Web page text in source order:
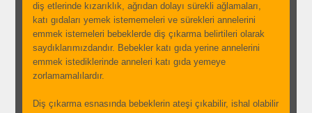
diş etlerinde kızarıklık, ağrıdan dolayı sürekli ağlamaları,
katı gıdaları yemek istememeleri ve sürekleri annelerini
emmek istemeleri bebeklerde diş çıkarma belirtileri olarak
saydıklarımızdandır. Bebekler katı gıda yerine annelerini
emmek istediklerinde anneleri katı gıda yemeye
zorlamamalılardır.
Diş çıkarma esnasında bebeklerin ateşi çıkabilir, ishal olabilir